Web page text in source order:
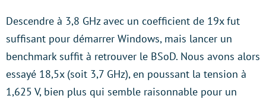
Descendre à 3,8 GHz avec un coefficient de 19x fut
suffisant pour démarrer Windows, mais lancer un
benchmark suffit à retrouver le BSoD. Nous avons alors
essayé 18,5x (soit 3,7 GHz), en poussant la tension à
1,625 V, bien plus qui semble raisonnable pour un